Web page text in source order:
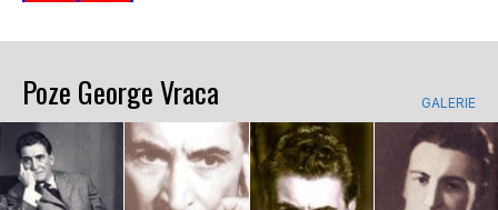
Poze George Vraca GALERIE